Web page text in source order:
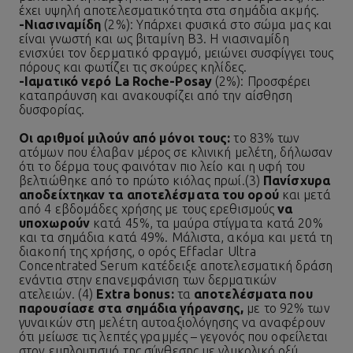
έχει υψηλή αποτελεσματικότητα στα σημάδια ακμής.
-Νιασιναμίδη (2%): Υπάρχει φυσικά στο σώμα μας και
είναι γνωστή και ως βιταμίνη Β3. Η νιασιναμίδη
ενισχύει τον δερματικό φραγμό, μειώνει συσφίγγει τους
πόρους και φωτίζει τις σκούρες κηλίδες.
-Ιαματικό νερό La Roche-Posay(2%): Προσφέρει
καταπράυνση και ανακουφίζει από την αίσθηση
δυσφορίας.
Οι αριθμοί μιλούν από μόνοι τους: το 83% των
ατόμων που έλαβαν μέρος σε κλινική μελέτη, δήλωσαν
ότι το δέρμα τους φαινόταν πιο λείο και η υφή του
βελτιώθηκε από το πρώτο κιόλας πρωί.(3) Πανίσχυρα
αποδείχτηκαν τα αποτελέσματα του ορού και μετά
από 4 εβδομάδες χρήσης με τους ερεθισμούςνα
υποχωρούν κατά 45%, τα μαύρα στίγματα κατά 20%
και τα σημάδια κατά 49%. Μάλιστα, ακόμα και μετά τη
διακοπή της χρήσης, ο ορός Effaclar Ultra
Concentrated Serum κατέδειξε αποτελεσματική δράση
ενάντια στην επανεμφάνιση των δερματικών
ατελειών. (4) Extra bonus: τα αποτελέσματα που
παρουσίασε στα σημάδια γήρανσης, με το 92% των
γυναικών στη μελέτη αυτοαξιολόγησης να αναφέρουν
ότι μείωσε τις λεπτές γραμμές – γεγονός που οφείλεται